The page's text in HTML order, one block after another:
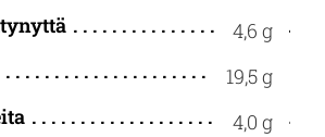
4,6 g
19,5 g
4,0 g